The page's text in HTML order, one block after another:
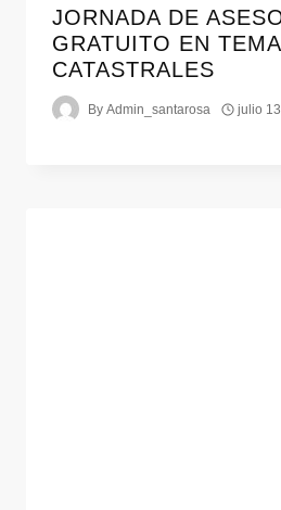
JORNADA DE
GRATUITO EN
CATASTRALES
By Admin_santarosa julio